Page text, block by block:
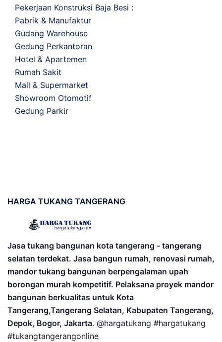
Pekerjaan Konstruksi Baja Besi :
Pabrik & Manufaktur
Gudang Warehouse
Gedung Perkantoran
Hotel & Apartemen
Rumah Sakit
Mall & Supermarket
Showroom Otomotif
Gedung Parkir
HARGA TUKANG TANGERANG
Jasa tukang bangunan kota tangerang - tangerang
selatan terdekat. Jasa bangun rumah, renovasi rumah,
mandor tukang bangunan berpengalaman upah
borongan murah kompetitif. Pelaksana proyek mandor
bangunan berkualitas untuk Kota
Tangerang,Tangerang Selatan, Kabupaten Tangerang,
Depok, Bogor, Jakarta. @hargatukang #hargatukang
#tukangtangerangonline